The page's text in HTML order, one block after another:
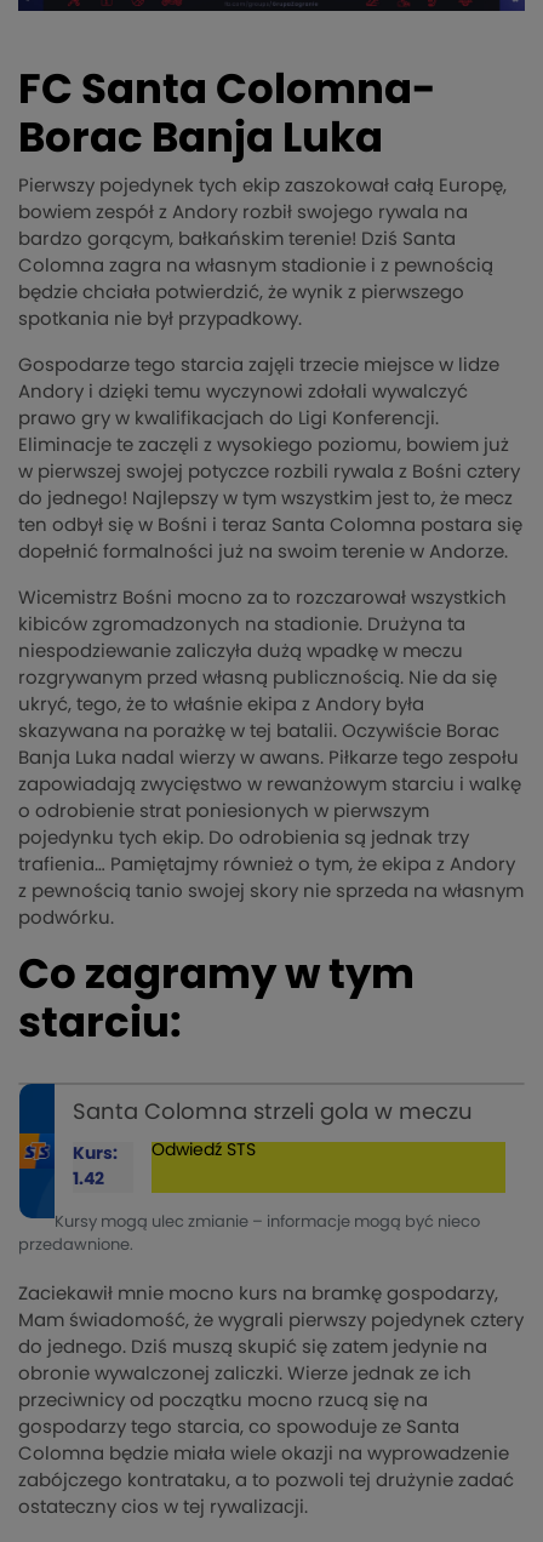
FC Santa Colomna-
Borac Banja Luka
Pierwszy pojedynek tych ekip zaszokował całą Europę,
bowiem zespół z Andory rozbił swojego rywala na
bardzo gorącym, bałkańskim terenie! Dziś Santa
Colomna zagra na własnym stadionie i z pewnością
będzie chciała potwierdzić, że wynik z pierwszego
spotkania nie był przypadkowy.
Gospodarze tego starcia zajęli trzecie miejsce w lidze
Andory i dzięki temu wyczynowi zdołali wywalczyć
prawo gry w kwalifikacjach do Ligi Konferencji.
Eliminacje te zaczęli z wysokiego poziomu, bowiem już
w pierwszej swojej potyczce rozbili rywala z Bośni cztery
do jednego! Najlepszy w tym wszystkim jest to, że mecz
ten odbył się w Bośni i teraz Santa Colomna postara się
dopełnić formalności już na swoim terenie w Andorze.
Wicemistrz Bośni mocno za to rozczarował wszystkich
kibiców zgromadzonych na stadionie. Drużyna ta
niespodziewanie zaliczyła dużą wpadkę w meczu
rozgrywanym przed własną publicznością. Nie da się
ukryć, tego, że to właśnie ekipa z Andory była
skazywana na porażkę w tej batalii. Oczywiście Borac
Banja Luka nadal wierzy w awans. Piłkarze tego zespołu
zapowiadają zwycięstwo w rewanżowym starciu i walkę
o odrobienie strat poniesionych w pierwszym
pojedynku tych ekip. Do odrobienia są jednak trzy
trafienia… Pamiętajmy również o tym, że ekipa z Andory
z pewnością tanio swojej skory nie sprzeda na własnym
podwórku.
Co zagramy w tym
starciu:
Santa Colomna strzeli gola w meczu
Kurs:
1.42
Odwiedź STS
Kursy mogą ulec zmianie – informacje mogą być nieco
przedawnione.
Zaciekawił mnie mocno kurs na bramkę gospodarzy,
Mam świadomość, że wygrali pierwszy pojedynek cztery
do jednego. Dziś muszą skupić się zatem jedynie na
obronie wywalczonej zaliczki. Wierze jednak ze ich
przeciwnicy od początku mocno rzucą się na
gospodarzy tego starcia, co spowoduje ze Santa
Colomna będzie miała wiele okazji na wyprowadzenie
zabójczego kontrataku, a to pozwoli tej drużynie zadać
ostateczny cios w tej rywalizacji.